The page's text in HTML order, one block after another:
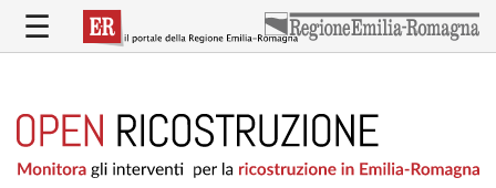
contenuto
RICOSTRUZIONE
PUBBLICA
☰